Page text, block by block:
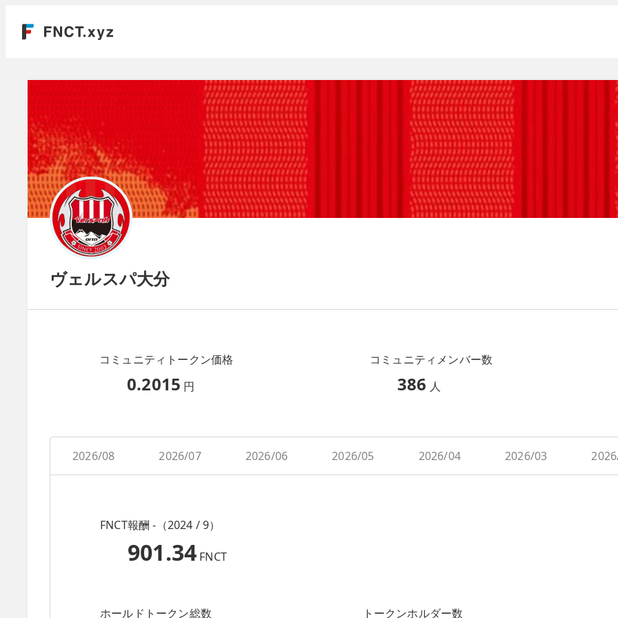
ヴェルスパ大分
コミュニティトークン価格
0.2015 円
コミュニティメンバー数
386 人
2026/08 2026/07 2026/06 2026/05 2026/04 2026/03
FNCT報酬 -（2024 / 9）
901.34 FNCT
ホールドトークン総数 トークンホルダー数